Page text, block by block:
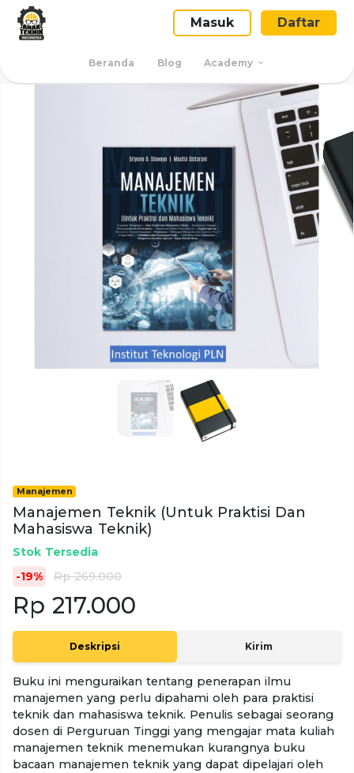
Beranda Blog Academy
Masuk Daftar
Manajemen
Manajemen Teknik (Untuk Praktisi Dan
Mahasiswa Teknik)
Stok Tersedia
-19%
Rp 269.000
Rp 217.000
Deskripsi Kirim
Buku ini menguraikan tentang penerapan ilmu
manajemen yang perlu dipahami oleh para praktisi
teknik dan mahasiswa teknik. Penulis sebagai seorang
dosen di Perguruan Tinggi yang mengajar mata kuliah
manajemen teknik menemukan kurangnya buku
bacaan manajemen teknik yang dapat dipelajari oleh